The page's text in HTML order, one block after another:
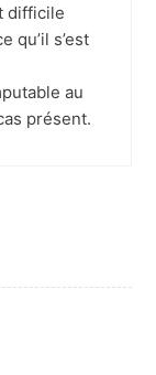
difficile
qu’il s’est
au
présent.